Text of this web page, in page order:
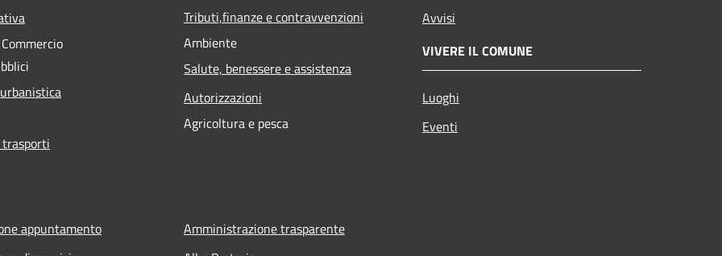
Tributi,finanze e contravvenzioni
Ambiente
Salute, benessere e assistenza
Autorizzazioni
Agricoltura e pesca
Avvisi
VIVERE IL COMUNE
Luoghi
Eventi
appuntamento
Amministrazione trasparente